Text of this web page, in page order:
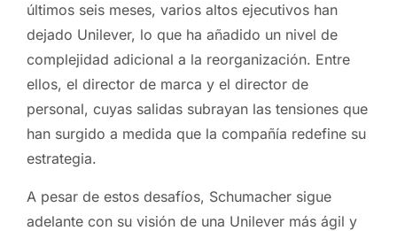
últimos seis meses, varios altos ejecutivos han
dejado Unilever, lo que ha añadido un nivel de
complejidad adicional a la reorganización. Entre
ellos, el director de marca y el director de
personal, cuyas salidas subrayan las tensiones que
han surgido a medida que la compañía redefine su
estrategia.
A pesar de estos desafíos, Schumacher sigue
adelante con su visión de una Unilever más ágil y